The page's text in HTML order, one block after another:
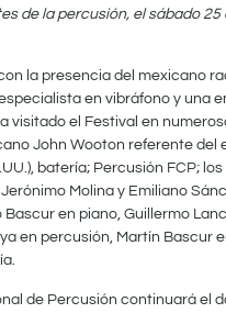
de la percusión, el sábado 25
la presencia del mexicano
en vibráfono y una
visitado el Festival en
John Wooton referente del
batería; Percusión FCP;
Molina y Emiliano
Bascur en piano, Guillermo
en percusión, Martín Bascur
de Percusión continuará el